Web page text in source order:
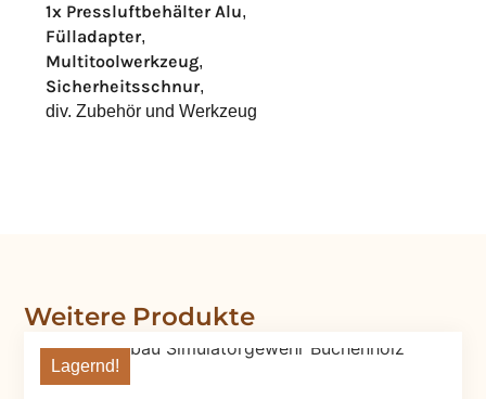
1x Pressluftbehälter Alu,
Fülladapter,
Multitoolwerkzeug,
Sicherheitsschnur,
div. Zubehör und Werkzeug
Weitere Produkte
Lagernd!